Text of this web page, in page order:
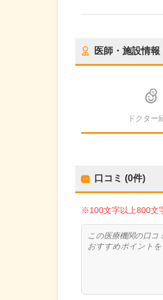
医師・施設情報
ドクター
口コミ (0件)
※100文字以上800文